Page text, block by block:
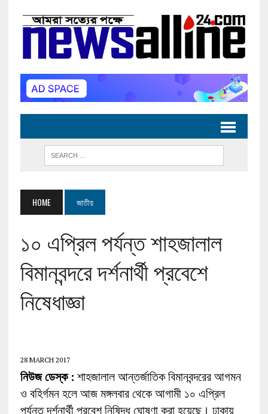
HOME জাতীয়
১০ এপ্রিল পর্যন্ত শাহজালাল
বিমানবন্দরে দর্শনার্থী প্রবেশে
নিষেধাজ্ঞা
28 MARCH 2017
নিউজ ডেস্ক : শাহজালাল আন্তর্জাতিক বিমানবন্দরের আগমন
ও বহির্গমন হলে আজ মঙ্গলবার থেকে আগামী ১০ এপ্রিল
পর্যন্ত দর্শনার্থী প্রবেশ নিষিদ্ধ ঘোষণা করা হয়েছে। ঢাকায়